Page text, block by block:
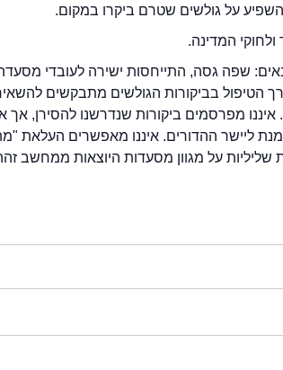
על גולשים שטרם ביקרו במקום.
המדינה.
שפה גסה, התייחסות ישירה לעובדי
הטיפול בביקורות הגולשים מתבקשים
מפרסמים ביקורות שנדרשנו להסירן, אך
ליישר ההדורים. איננו מאפשרים העלאת
שליליות על מגוון מסעדות היוצאות ממחשב